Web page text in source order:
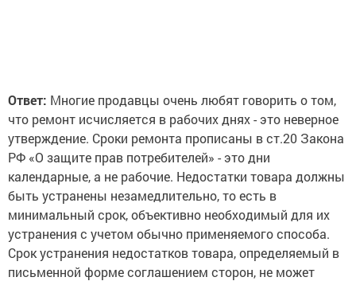
Ответ: Многие продавцы очень любят говорить о том,
что ремонт исчисляется в рабочих днях - это неверное
утверждение. Сроки ремонта прописаны в ст.20 Закона
РФ «О защите прав потребителей» - это дни
календарные, а не рабочие. Недостатки товара должны
быть устранены незамедлительно, то есть в
минимальный срок, объективно необходимый для их
устранения с учетом обычно применяемого способа.
Срок устранения недостатков товара, определяемый в
письменной форме соглашением сторон, не может